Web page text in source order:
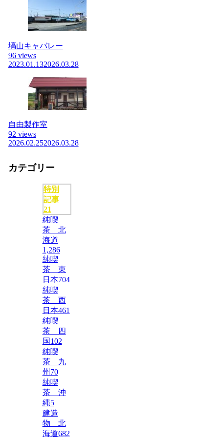
塙山キャバレー
96 views
2023.01.132026.03.28
自由製作室
92 views
2026.02.252026.03.28
カテゴリー
特別
記事
21
純喫
茶 北
海道
1,286
純喫
茶 東
日本704
純喫
茶 西
日本461
純喫
茶 四
国102
純喫
茶 九
州 70
純喫
茶 沖
縄5
建造
物 北
海道682